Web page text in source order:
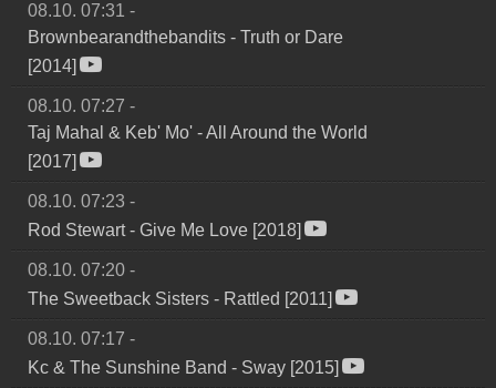
08.10. 07:31 -
Brownbearandthebandits - Truth or Dare
[2014]
08.10. 07:27 -
Taj Mahal & Keb' Mo' -All Around the World
[2017]
08.10. 07:23 -
Rod Stewart- Give Me Love [2018]
08.10. 07:20 -
The Sweetback Sisters - Rattled [2011]
08.10. 07:17 -
Kc & The Sunshine Band - Sway [2015]